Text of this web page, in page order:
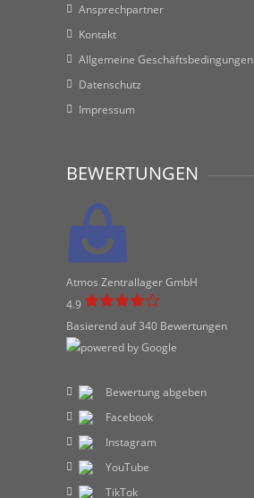
Ansprechpartner
Kontakt
Allgemeine Geschäftsbedingungen
Datenschutz
Impressum
BEWERTUNGEN
Atmos Zentrallager GmbH
4.9
Basierend auf 340 Bewertungen
Bewertung abgeben
Facebook
Instagram
YouTube
TikTok